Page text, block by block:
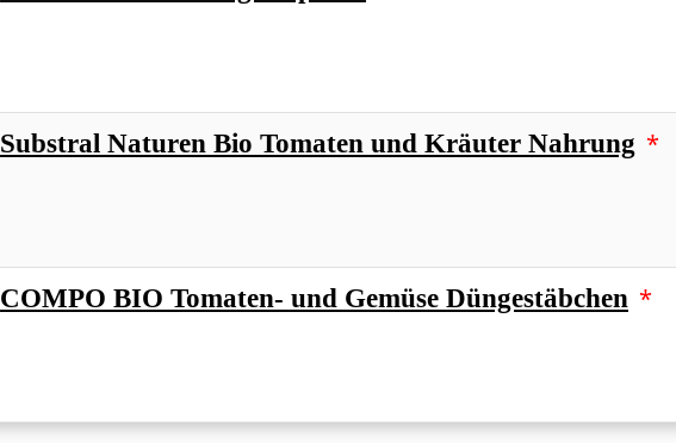
Substral Naturen Bio Tomaten und Kräuter Nahrung *
COMPO BIO Tomaten- und Gemüse Düngestäbchen *